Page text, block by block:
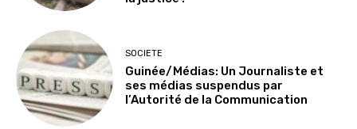
SOCIETE
Guinée/Médias: Un Journaliste et
ses médias suspendus par
l’Autorité de la Communication